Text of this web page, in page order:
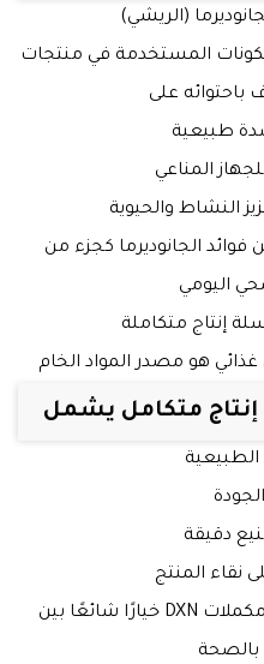
(الريشي)
المستخدمة في منتجات
طبيعية
المناعي
النشاط والحيوية
الجانوديرما كجزء من
اليومي
إنتاج متكاملة
هو مصدر المواد الخام
متكامل يشمل
الطبيعية
دقيقة
نقاء المنتج
هذا التكامل يعزز الثقة ويجعل مكملات DXN خيارًا شائعًا بين
بالصحة